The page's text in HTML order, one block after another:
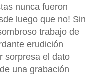
nunca fueron
luego que no! Sin
trabajo de
erudición
sorpresa el dato
una grabación